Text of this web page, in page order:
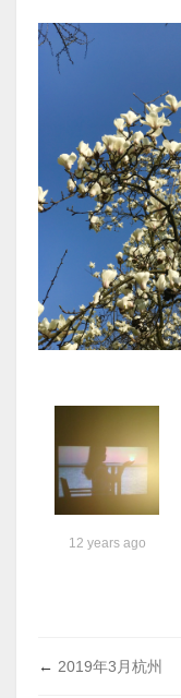
12 years ago
← 2019年3月杭州